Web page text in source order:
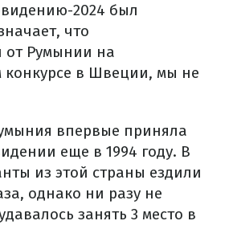
2024 был
что
от Румынии на
в Швеции, мы не
впервые приняла
еще в 1994 году. В
из этой страны ездили
однако ни разу не
занять 3 место в